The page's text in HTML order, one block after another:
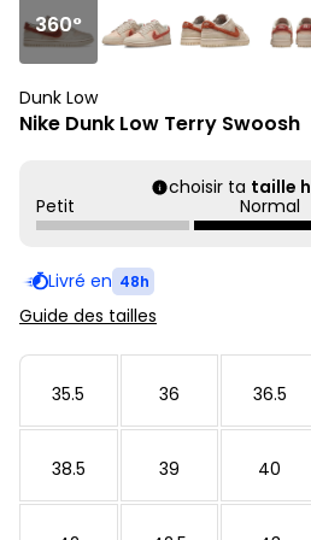
360°
Dunk Low
Nike Dunk Low Terry Swoosh
choisir ta taille
Petit
Normal
Livré en 48h
Guide des tailles
35.5 36 36.5
38.5 39 40